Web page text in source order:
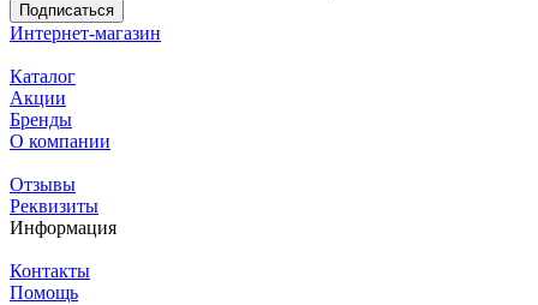
Подписаться
Интернет-магазин
Каталог
Акции
Бренды
О компании
Отзывы
Реквизиты
Информация
Контакты
Помощь